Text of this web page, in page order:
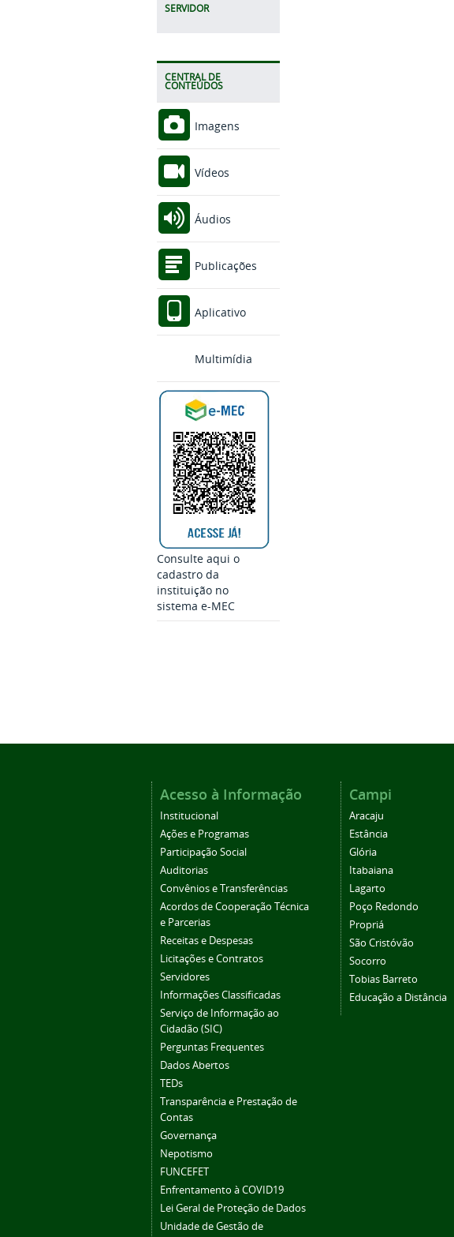
SERVIDOR
CENTRAL DE
CONTEÚDOS
Imagens
Vídeos
Áudios
Publicações
Aplicativo
Multimídia
Consulte aqui o
cadastro da
instituição no
sistema e-MEC
Acesso à Informação
Institucional
Ações e Programas
Participação Social
Auditorias
Convênios e Transferências
Acordos de Cooperação Técnica
e Parcerias
Receitas e Despesas
Licitações e Contratos
Servidores
Informações Classificadas
Serviço de Informação ao
Cidadão (SIC)
Perguntas Frequentes
Dados Abertos
TEDs
Transparência e Prestação de
Contas
Governança
Nepotismo
FUNCEFET
Enfrentamento à COVID19
Lei Geral de Proteção de Dados
Unidade de Gestão de
Campi
Aracaju
Estância
Glória
Itabaiana
Lagarto
Poço Redondo
Propriá
São Cristóvão
Socorro
Tobias Barreto
Educação a Distância